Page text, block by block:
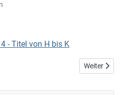
- Titel von H bis K
Trost und Leben Nächster
Weiter